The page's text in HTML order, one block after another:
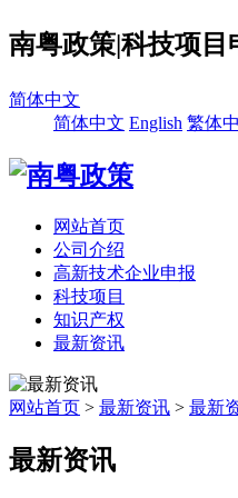
南粤政策|科技项
简体中文
简体中文 English 繁体
网站首页
公司介绍
高新技术企业申报
科技项目
知识产权
最新资讯
网站首页 > 最新资讯 > 最新
最新资讯